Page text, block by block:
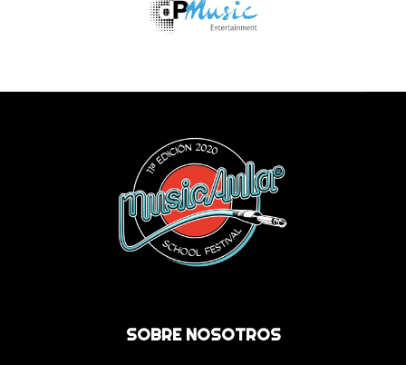
SOBRE NOSOTROS